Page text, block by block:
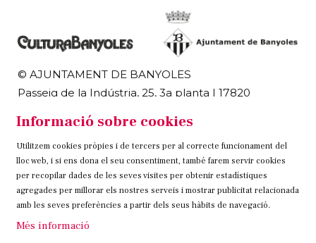
© AJUNTAMENT DE BANYOLES
Passeig de la Indústria, 25, 3a planta | 17820
972 58 18 48 | 972 57 00 50
Sitemap Avís Legal Ús de Cookies Contacteu
Link a instagram
Link a twitter
Link a facebook
Informació sobre cookies
Utilitzem cookies pròpies i de tercers per al correcte funcionament del
lloc web, i si ens dona el seu consentiment, també farem servir cookies
per recopilar dades de les seves visites per obtenir estadístiques
agregades per millorar els nostres serveis i mostrar publicitat relacionada
amb les seves preferències a partir dels seus hàbits de navegació.
Més informació